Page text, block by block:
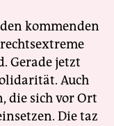
kommenden
Gerade jetzt
Auch
die sich vor Ort
Die taz